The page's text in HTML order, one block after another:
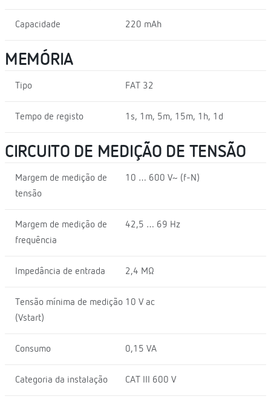
Capacidade 220 mAh
MEMÓRIA
Tipo FAT 32
Tempo de registo 1s, 1m, 5m, 15m, 1h, 1d
CIRCUITO DE MEDIÇÃO DE TENSÃO
Margem de medição de
tensão
10 … 600 V~ (f-N)
Margem de medição de
frequência
42,5 … 69 Hz
Impedância de entrada 2,4 MΩ
Tensão mínima de medição
(Vstart)
10 V ac
Consumo 0,15 VA
Categoria da instalação CAT III 600 V